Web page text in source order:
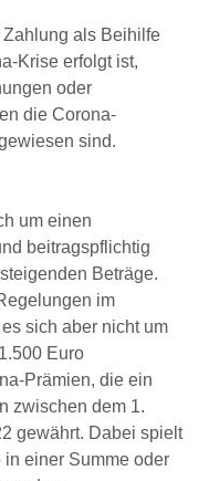
als Beihilfe
Krise erfolgt ist,
oder
die Corona-
sind.
um einen
beitragspflichtig
Beträge.
im
sich aber nicht um
Euro
Prämien, die ein
zwischen dem 1.
gewährt. Dabei spielt
einer Summe oder